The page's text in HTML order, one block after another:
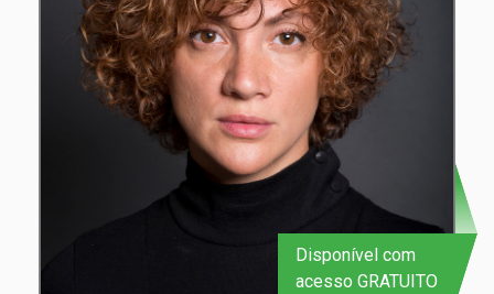
Disponível com
acesso GRATUITO